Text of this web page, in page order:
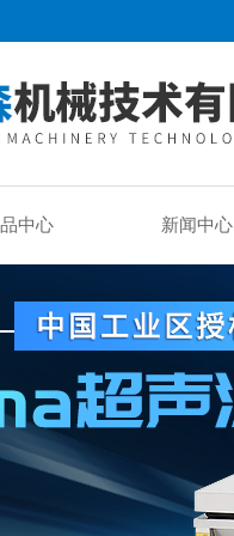
中心 新闻中心